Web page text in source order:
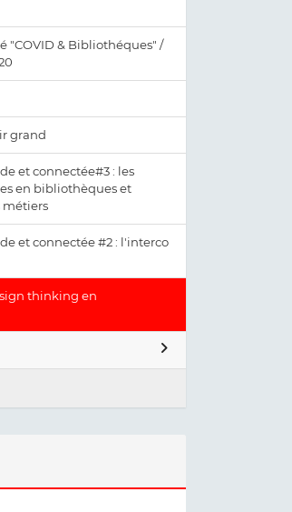
"COVID & Bibliothéques" /
grand
et connectée#3 : les
en bibliothèques et
métiers
et connectée #2 : l'interco
thinking en